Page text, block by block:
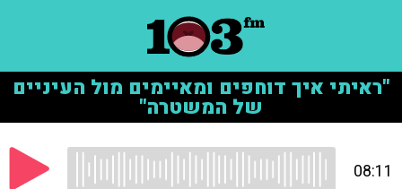
"ראיתי איך דוחפים ומאיימים מול העיניים
של המשטרה"
08:11